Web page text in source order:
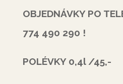
OBJEDNÁVKY PO
774 490 290 !
POLÉVKY 0,4l /45,-